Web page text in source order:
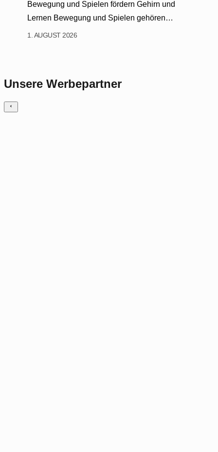
Bewegung und Spielen fördern Gehirn und
Lernen Bewegung und Spielen gehören…
1. AUGUST 2026
Unsere Werbepartner